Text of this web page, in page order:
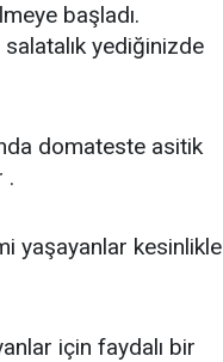
başladı.
yediğinizde
domateste asitik
.
yaşayanlar kesinlikle
için faydalı bir